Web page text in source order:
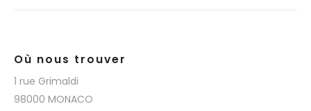
Où nous trouver
1 rue Grimaldi
98000 MONACO